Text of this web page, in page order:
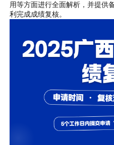
用等方面进行全面解析，并提供
利完成成绩复核。